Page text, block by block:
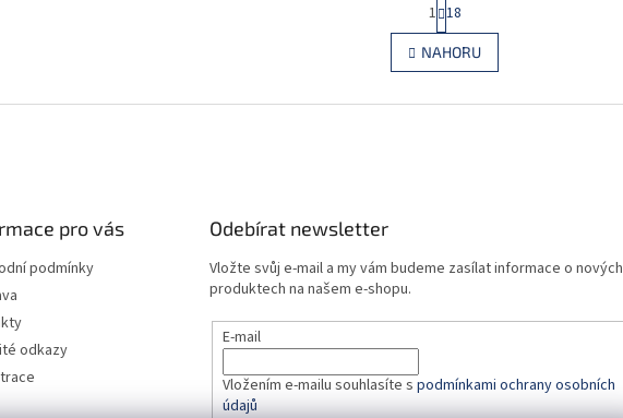
O
v
l
d
y
u
t
r
á
n
1 18
NAHORU
pro vás
podmínky
odkazy
Odebírat newsletter
Vložte svůj e-mail a my vám budeme zasílat informace o nových
produktech na našem e-shopu.
E-mail
Vložením e-mailu souhlasíte s podmínkami ochrany osobních
údajů